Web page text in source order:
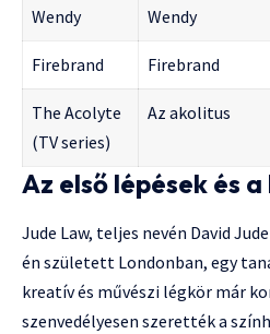
Wendy
Wendy
Firebrand Firebrand
The Acolyte
(TV series)
Az akolitus
Az első lépések és
Jude Law, teljes nevén David
én született Londonban, egy
kreatív és művészi légkör már
szenvedélyesen szerették a